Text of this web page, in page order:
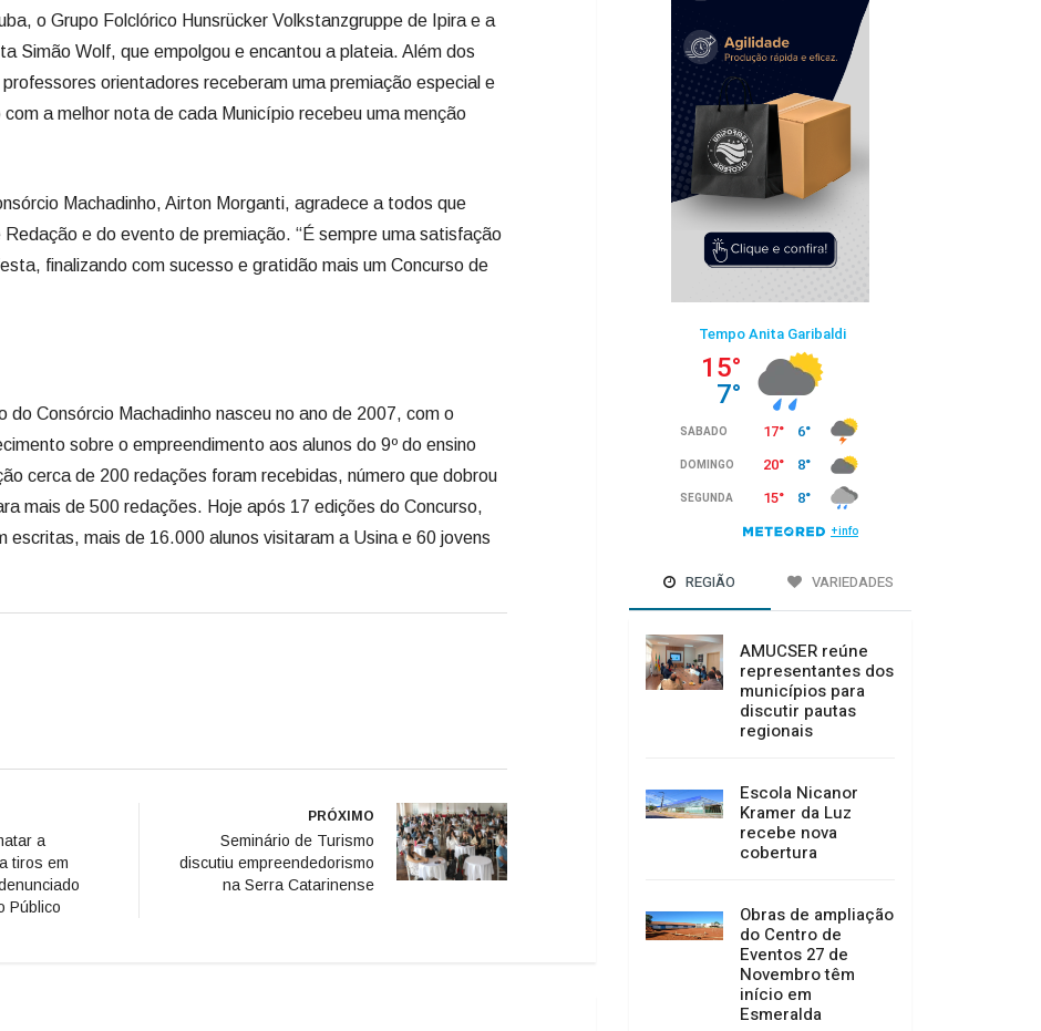
o Grupo Folclórico Hunsrücker Volkstanzgruppe de Ipira e a
Simão Wolf, que empolgou e encantou a plateia. Além dos
orientadores receberam uma premiação especial e
a melhor nota de cada Município recebeu uma menção
Machadinho, Airton Morganti, agradece a todos que
e do evento de premiação. “É sempre uma satisfação
finalizando com sucesso e gratidão mais um Concurso de
Machadinho nasceu no ano de 2007, com o
sobre o empreendimento aos alunos do 9º do ensino
cerca de 200 redações foram recebidas, número que dobrou
mais de 500 redações. Hoje após 17 edições do Concurso,
escritas, mais de 16.000 alunos visitaram a Usina e 60 jovens
a
tiros em
Público
PRÓXIMO
Seminário de Turismo
discutiu empreendedorismo
na Serra Catarinense
REGIÃO VARIEDADES
AMUCSER reúne
representantes dos
municípios para
discutir pautas
regionais
Escola Nicanor
Kramer da Luz
recebe nova
cobertura
Obras de ampliação
do Centro de
Eventos 27 de
Novembro têm
início em
Esmeralda